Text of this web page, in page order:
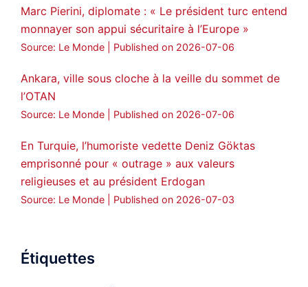
Marc Pierini, diplomate : « Le président turc entend
monnayer son appui sécuritaire à l’Europe »
Source: Le Monde Published on 2026-07-06
Ankara, ville sous cloche à la veille du sommet de
l’OTAN
Source: Le Monde Published on 2026-07-06
En Turquie, l’humoriste vedette Deniz Göktas
emprisonné pour « outrage » aux valeurs
religieuses et au président Erdogan
Source: Le Monde Published on 2026-07-03
Étiquettes